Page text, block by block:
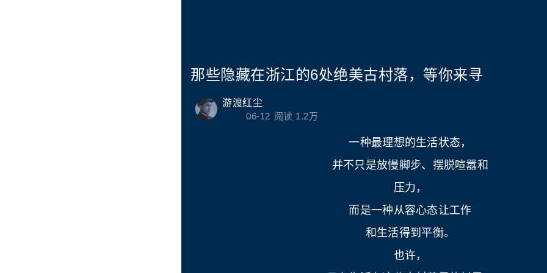
那些隐藏在浙江的6处绝美古村落，等你来寻
游渡红尘
06-12 阅读 1.2万
一种最理想的生活状态，
并不只是放慢脚步、摆脱喧嚣和
压力，
而是一种从容心态让工作
和生活得到平衡。
也许，